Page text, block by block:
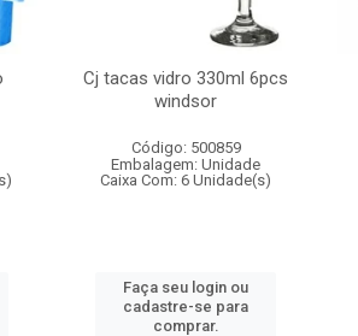
Cj tacas vidro 330ml 6pcs
windsor
Código: 500859
Embalagem: Unidade
Caixa Com: 6 Unidade(s)
Faça seu login ou
cadastre-se para
comprar.